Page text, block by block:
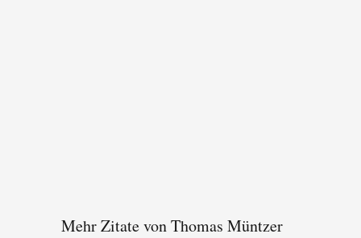
Mehr Zitate von Thomas Müntzer